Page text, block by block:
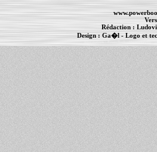
Rédaction :
Design : Ga�l- Logo et